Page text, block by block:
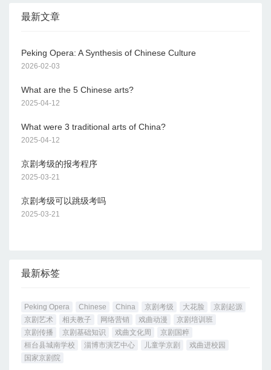
最新文章
Peking Opera: A Synthesis of Chinese Culture
2026-02-03
What are the 5 Chinese arts?
2025-04-12
What were 3 traditional arts of China?
2025-04-12
京剧考级的报考程序
2025-03-21
京剧考级可以跳级考吗
2025-03-21
最新标签
Peking Opera Chinese China 京剧考级 大花脸
京剧起源
京剧艺术
相夫教子 网络营销 戏曲动漫
京剧培训班
京剧传播
京剧基础知识 戏曲文化周
京剧国粹
桓台县城南学校
淄博市演艺中心 儿童学京剧
戏曲进校园
国家京剧院